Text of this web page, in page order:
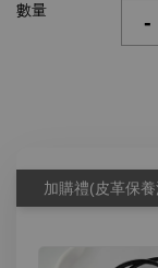
數量 -
加購禮(皮革保